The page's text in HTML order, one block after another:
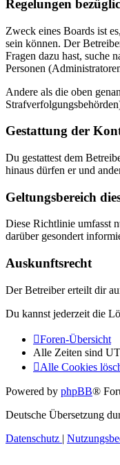
Regelungen
Zweck eines Boards ist
sein können. Der
Fragen dazu hast, suche
Personen
Andere als die oben
Gestattung der
Du gestattest dem
hinaus dürfen er und
Geltungsbereich
Diese Richtlinie umfasst
darüber gesondert
Auskunftsrecht
Der Betreiber erteilt dir
Du kannst jederzeit die
Foren-Übersicht
Alle Zeiten sind
Alle Cookies
Powered by phpBB®
Deutsche Übersetzung
Datenschutz |